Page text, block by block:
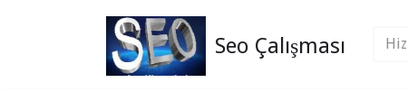
Seo Çalışması